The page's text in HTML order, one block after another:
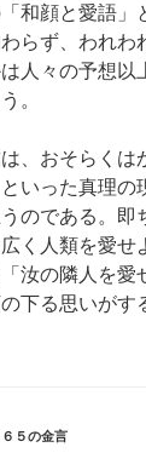
和顔と愛語」
らず、われわ
人々の予想以
。
、おそらくは
いった真理の
のである。即
く人類を愛せ
汝の隣人を愛
下る思いがす
５の金言